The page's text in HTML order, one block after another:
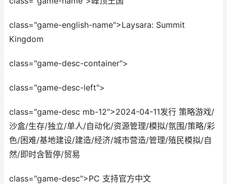
class="game-english-name">Laysara: Summit
Kingdom
class="game-desc-container">
class="game-desc-left">
class="game-desc mb-12">2024-04-11发行 策略游戏/
沙盒/生存/独立/单人/自动化/资源管理/模拟/氛围/策略/彩
色/困难/基地建设/建造/经济/城市营造/管理/殖民模拟/自
然/即时含暂停/贸易
class="game-desc">PC 支持官方中文